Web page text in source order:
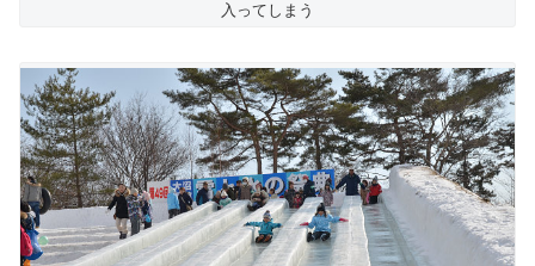
入ってしまう